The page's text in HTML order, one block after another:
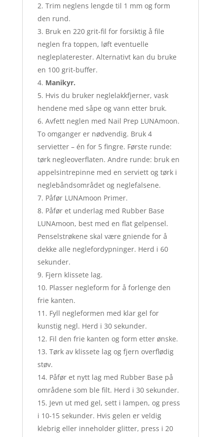
Trim neglens lengde til 1 mm og form
den rund.
Bruk en 220 grit-fil for forsiktig å file
neglen fra toppen, løft eventuelle
negleplaterester. Alternativt kan du bruke
en 100 grit-buffer.
Manikyr.
Hvis du bruker neglelakkfjerner, vask
hendene med såpe og vann etter bruk.
Avfett neglen med Nail Prep LUNAmoon.
To omganger er nødvendig. Bruk 4
servietter – én for 5 fingre. Første runde:
tørk negleoverflaten. Andre runde: bruk en
appelsintrepinne med en serviett og tørk i
neglebåndsområdet og neglefalsene.
Påfør LUNAmoon Primer.
Påfør et underlag med Rubber Base
LUNAmoon, best med en flat gelpensel.
Penselstrøkene skal være gniende for å
dekke alle neglefordypninger. Herd i 60
sekunder.
Fjern klissete lag.
Plasser negleform for å forlenge den
frie kanten.
Fyll negleformen med klar gel for
kunstig negl. Herd i 30 sekunder.
Fil den frie kanten og form etter ønske.
Tørk av klissete lag og fjern overflødig
støv.
Påfør et nytt lag med Rubber Base på
områdene som ble filt. Herd i 30 sekunder.
Jevn ut med gel, sett i lampen, og press
i 10-15 sekunder. Hvis gelen er veldig
klebrig eller inneholder glitter, press i 20